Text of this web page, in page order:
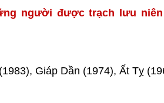
người được trạch lưu
Giáp Dần (1974), Ất Tỵ